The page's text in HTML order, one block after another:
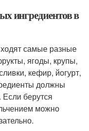
ингредиентов в
самые разные
ягоды, крупы,
кефир, йогурт,
должны
берутся
можно